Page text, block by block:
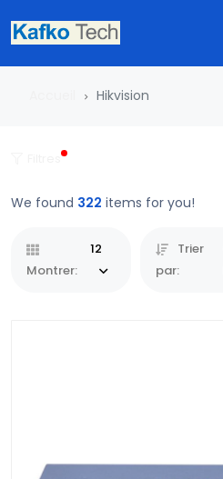
Hikvision
We found 322 items for you!
Montrer:
12
Trier
par: